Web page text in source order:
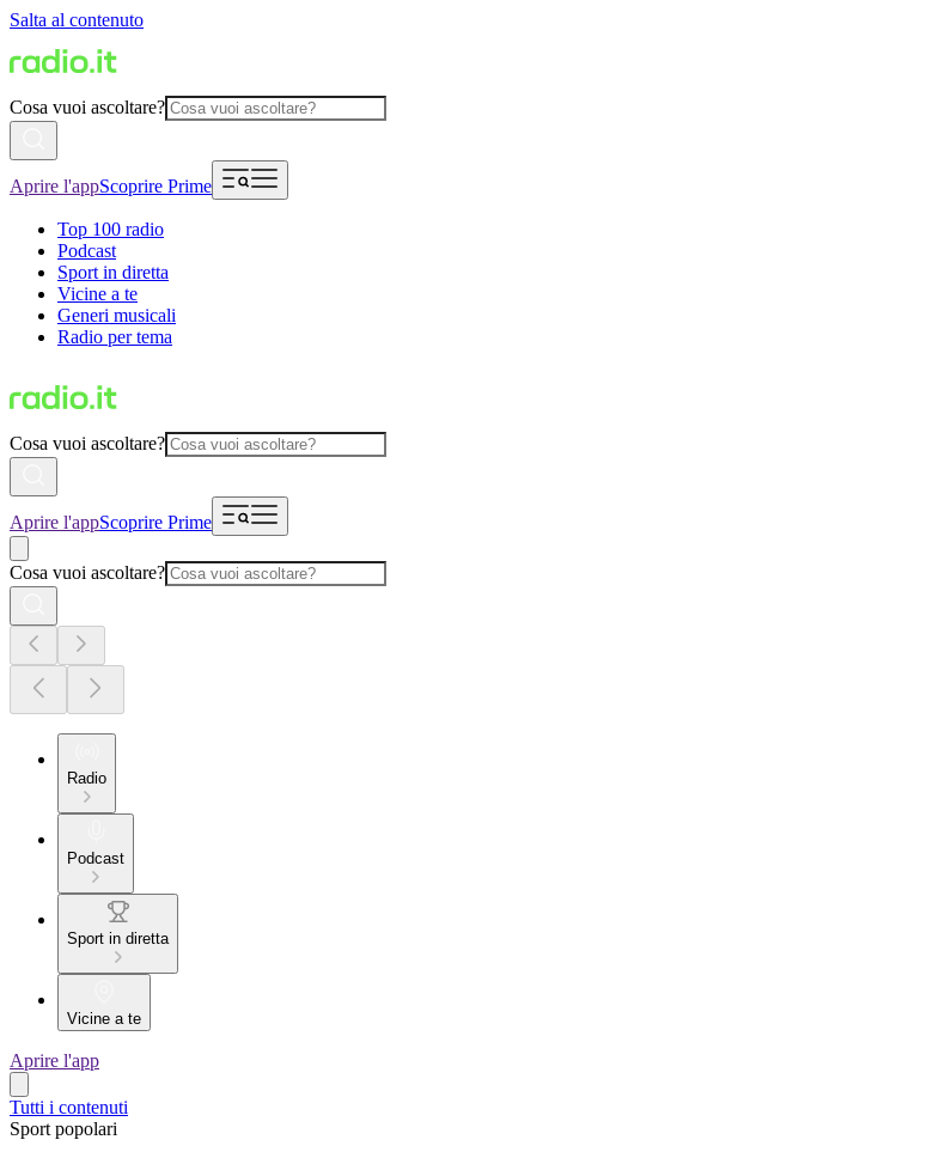
Salta al contenuto
Cosa vuoi ascoltare?
Aprire l'appScoprire Prime
Top 100 radio
Podcast
Sport in diretta
Vicine a te
Generi musicali
Radio per tema
Cosa vuoi ascoltare?
Aprire l'appScoprire Prime
Cosa vuoi ascoltare?
Radio
Podcast
Sport in diretta
Vicine a te
Aprire l'app
Tutti i contenuti
Sport popolari